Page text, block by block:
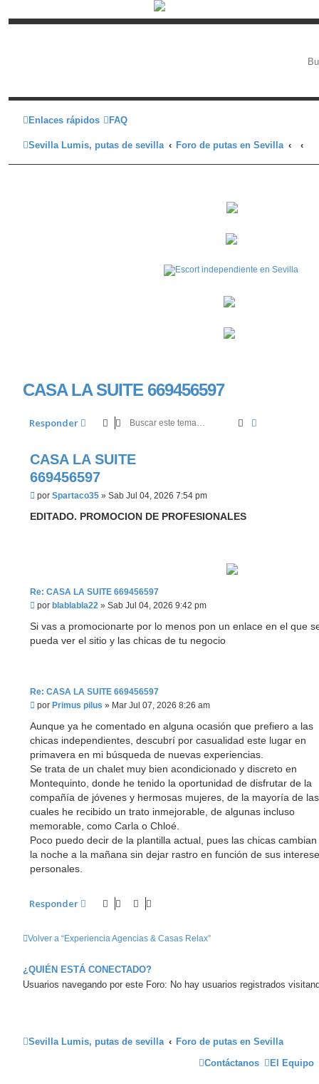
Enlaces rápidos FAQ
Sevilla Lumis, putas de sevilla Foro de putas en Sevilla
CASA LA SUITE 669456597
Responder Buscar
CASA LA SUITE
669456597
M
n
por Spartaco35 » Sab Jul 04, 2026 7:54 pm
EDITADO. PROMOCION DE PROFESIONALES
Re: CASA LA SUITE 669456597
M
n
a
por blablabla22 » Sab Jul 04, 2026 9:42 pm
Si vas a promocionarte por lo menos pon un enlace en el que
pueda ver el sitio y las chicas de tu negocio
Re: CASA LA SUITE 669456597
M
n
s
a
j
e
por Primus pilus » Mar Jul 07, 2026 8:26 am
Aunque ya he comentado en alguna ocasión que prefiero a las
chicas independientes, descubrí por casualidad este lugar en
primavera en mi búsqueda de nuevas experiencias.
Se trata de un chalet muy bien acondicionado y discreto en
Montequinto, donde he tenido la oportunidad de disfrutar de la
compañía de jóvenes y hermosas mujeres, de la mayoría de las
cuales he recibido un trato inmejorable, de algunas incluso
memorable, como Carla o Chloé.
Poco puedo decir de la plantilla actual, pues las chicas cambian
la noche a la mañana sin dejar rastro en función de sus
personales.
Responder
Volver a “Experiencia Agencias & Casas Relax”
¿QUIÉN ESTÁ CONECTADO?
Usuarios navegando por este Foro: No hay usuarios registrados
Sevilla Lumis, putas de sevilla
Foro de putas en Sevilla
El Equipo
Contáctanos